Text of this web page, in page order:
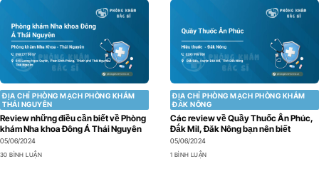
ĐỊA CHỈ PHÒNG MẠCH PHÒNG KHÁM
THÁI NGUYÊN
Review những điều cần biết về Phòng
khám Nha khoa Đông Á Thái Nguyên
05/06/2024
30 BÌNH LUẬN
ĐỊA CHỈ PHÒNG MẠCH PHÒNG KHÁM
ĐẮK NÔNG
Các review về Quầy Thuốc Ân Phúc,
Đắk Mil, Đăk Nông bạn nên biết
05/06/2024
1 BÌNH LUẬN